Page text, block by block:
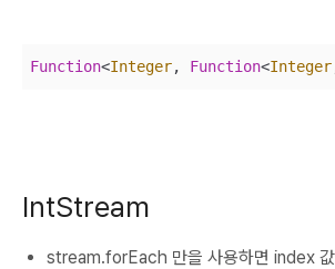
Function<Integer, Function<Integer
IntStream
stream.forEach 만을 사용하면 index 값